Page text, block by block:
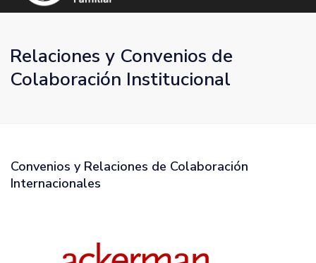
Relaciones y Convenios de
Colaboración Institucional
Convenios y Relaciones de Colaboración
Internacionales